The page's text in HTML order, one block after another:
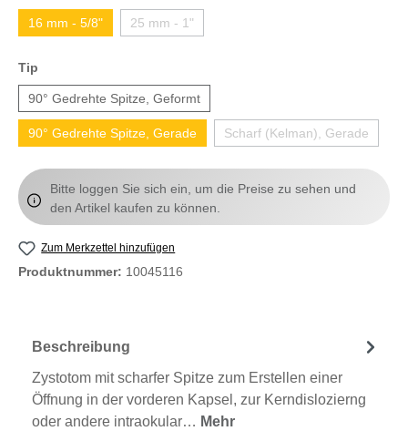
16 mm - 5/8" 25 mm - 1"
Tip
90° Gedrehte Spitze, Geformt
90° Gedrehte Spitze, Gerade Scharf (Kelman), Gerade
Bitte loggen Sie sich ein, um die Preise zu sehen und
den Artikel kaufen zu können.
Zum Merkzettel hinzufügen
Produktnummer: 10045116
Beschreibung
Zystotom mit scharfer Spitze zum Erstellen einer
Öffnung in der vorderen Kapsel, zur Kerndislozierng
oder andere intraokular… Mehr